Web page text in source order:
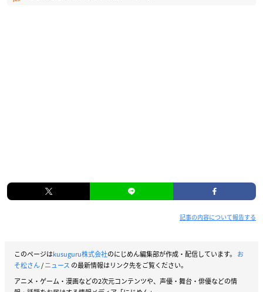
記事の内容について報告する
このページはkusuguru株式会社のにじめん編集部が作成・配信しています。 お
そ松さん/ニュース の最新情報はリンク先をご覧ください。
アニメ・ゲーム・漫画などの2次元コンテンツや、声優・舞台・俳優などの情